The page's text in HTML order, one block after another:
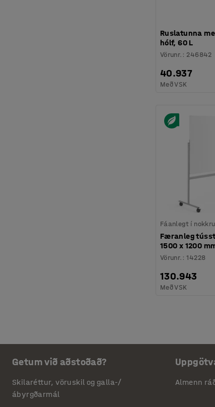
Ruslatunna
hólf, 60 L
Vörunr. : 246842
40.937
Með VSK
Fáanlegt í
Færanleg
1500 x 1200
Vörunr. :14228
130.943
Með VSK
Getum við aðstoðað?
Skilaréttur, vöruskil og galla-/
ábyrgðarmál
Almenn